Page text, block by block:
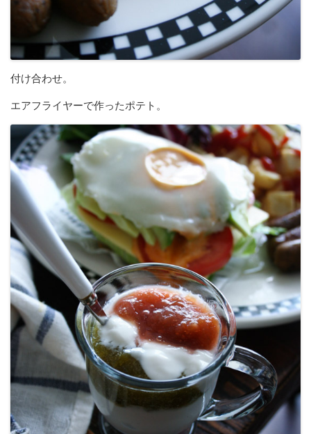
付け合わせ。
エアフライヤーで作ったポテト。